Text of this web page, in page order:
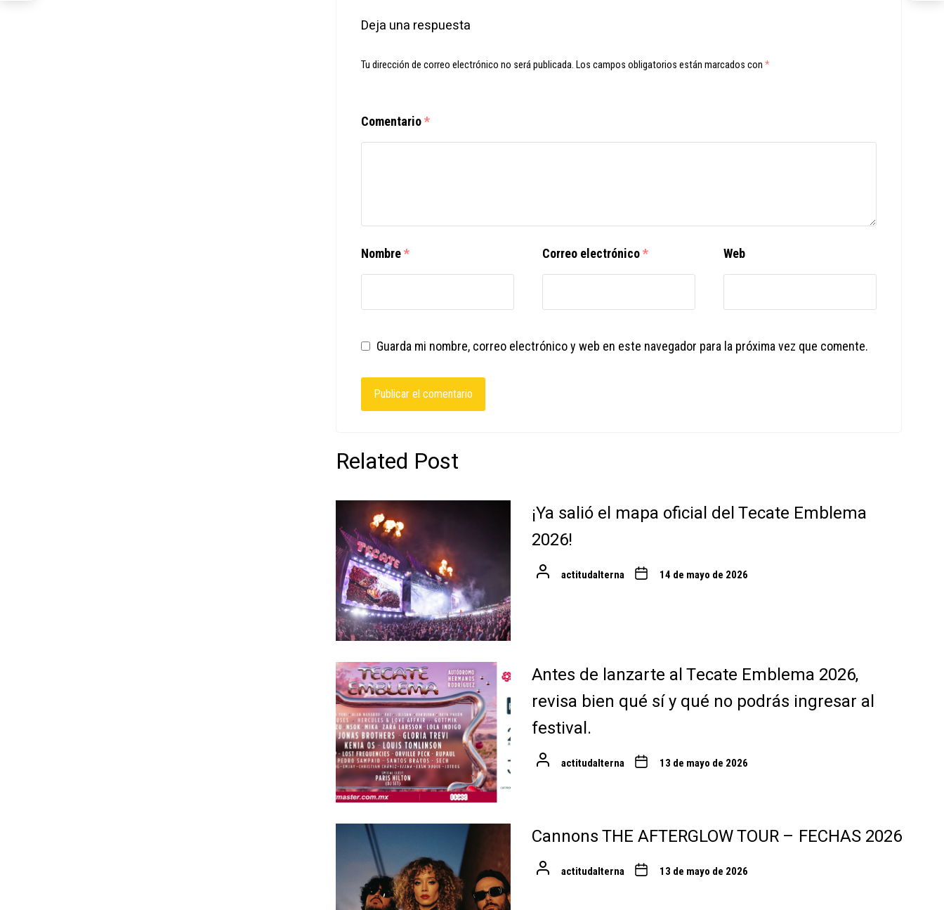
Deja una respuesta
Tu dirección de correo electrónico no será publicada. Los campos obligatorios están marcados con *
Comentario*
Nombre* Correo electrónico* Web
Guarda mi nombre, correo electrónico y web en este navegador para la próxima vez que comente.
Related Post
¡Ya salió el mapa oficial del Tecate Emblema
2026!
actitudalterna 14 de mayo de 2026
Antes de lanzarte al Tecate Emblema 2026,
revisa bien qué sí y qué no podrás ingresar al
festival.
actitudalterna 13 de mayo de 2026
Cannons THE AFTERGLOW TOUR – FECHAS 2026
actitudalterna 13 de mayo de 2026